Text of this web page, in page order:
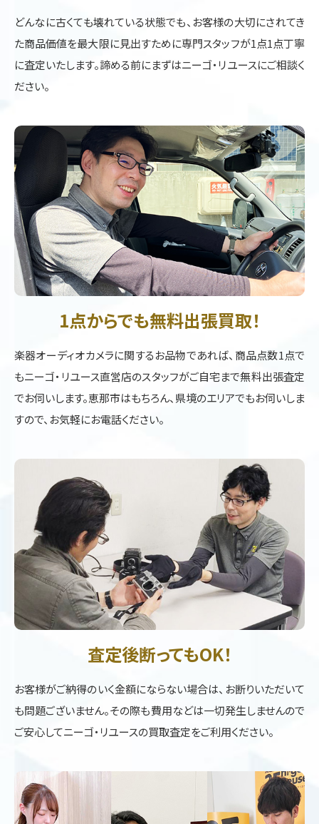
どんなに古くても壊れている状態でも、お客様の大切にされてき
た商品価値を最大限に見出すために専門スタッフが1点1点丁寧
に査定いたします。諦める前にまずはニーゴ・リユースにご相談く
ださい。
1点からでも無料出張買取！
楽器オーディオカメラに関するお品物であれば、商品点数1点で
もニーゴ・リユース直営店のスタッフがご自宅まで無料出張査定
でお伺いします。恵那市はもちろん、県境のエリアでもお伺いしま
すので、お気軽にお電話ください。
査定後断ってもOK！
お客様がご納得のいく金額にならない場合は、お断りいただいて
も問題ございません。その際も費用などは一切発生しませんので
ご安心してニーゴ・リユースの買取査定をご利用ください。